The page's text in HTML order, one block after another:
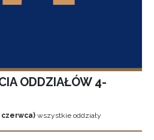
ODDZIAŁÓW 4-
czerwca) wszystkie oddziały